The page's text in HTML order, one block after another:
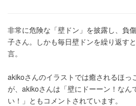
非常に危険な「壁ドン」を披露し、負
子さん。しかも毎日壁ドンを繰り返す
言。
akikoさんのイラストでは癒されるほっ
が、akikoさんは「壁にドーーン！なん
い！」ともコメントされています。